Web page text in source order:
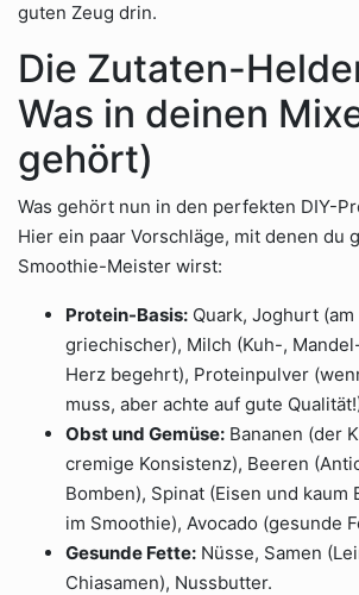
guten Zeug drin.
Die Zutaten-
Was in deinen
gehört)
Was gehört nun in den perfekten DIY-
Hier ein paar Vorschläge, mit denen du
Smoothie-Meister wirst:
Protein-Basis: Quark, Joghurt
griechischer), Milch (Kuh-,
Herz begehrt), Proteinpulver
muss, aber achte auf gute
Obst und Gemüse: Bananen (der
cremige Konsistenz), Beeren
Bomben), Spinat (Eisen und kaum
im Smoothie), Avocado (gesunde
Gesunde Fette: Nüsse, Samen
Chiasamen), Nussbutter.